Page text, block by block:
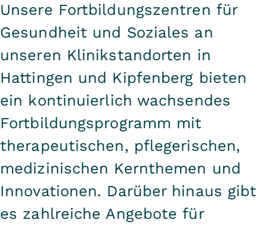
Unsere Fortbildungszentren für
Gesundheit und Soziales an
unseren Klinikstandorten in
Hattingen und Kipfenberg bieten
ein kontinuierlich wachsendes
Fortbildungsprogramm mit
therapeutischen, pflegerischen,
medizinischen Kernthemen und
Innovationen. Darüber hinaus gibt
es zahlreiche Angebote für